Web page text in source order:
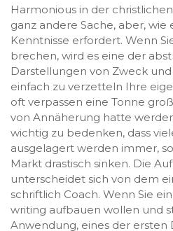
Harmonious in der
ganz andere Sache, aber, wie
Kenntnisse erfordert. Wenn
brechen, wird es eine der
Darstellungen von Zweck
einfach zu verzetteln Ihre
oft verpassen eine Tonne
von Annäherung hatte
wichtig zu bedenken, dass
ausgelagert werden immer,
Markt drastisch sinken. Die
unterscheidet sich von dem
schriftlich Coach. Wenn Sie
writing aufbauen wollen und
Anwendung, eines der ersten